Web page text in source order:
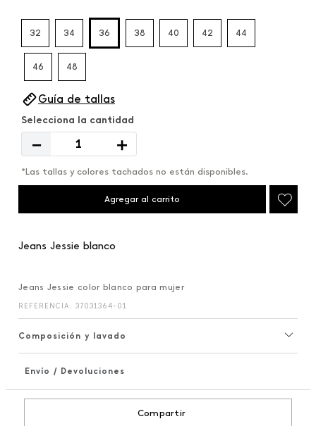
32 34 36 38 40 42 44
46 48
Guía de tallas
＋
－
*Las tallas y colores tachados no están disponibles.
Agregar al carrito
Jeans Jessie blanco
Jeans Jessie color blanco para mujer
REFERENCIA : 37031364-01
Composición y lavado
Envío / Devoluciones
Compartir